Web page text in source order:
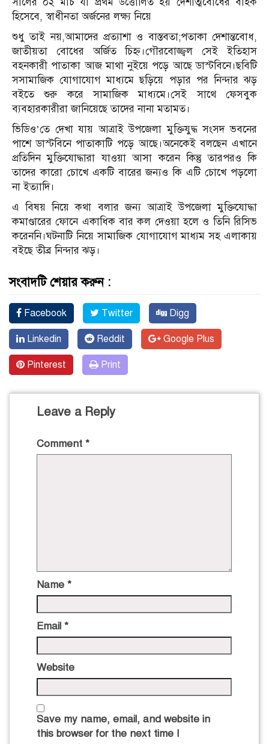
হিসেবে, স্বাধীনতা অর্জনের লক্ষ্য নিয়ে
শুধু তাই নয়,আমাদের প্রত্যাশা ও বাস্তবতা;পতাকা দেশান্তবোধ,
জাতীয়তা বোধের অর্জিত চিহ্ন।গৌরবোজ্জ্বল সেই ইতিহাস
বহনকারী পাতাকা আজ মাথা নুইয়ে পড়ে আছে ডাস্টবিনে।ছবিটি
সসামাজিক যোগাযোগ মাধ্যমে ছড়িয়ে পড়ার পর নিন্দার ঝড়
বইতে শুরু করে সামাজিক মাধ্যমে।সেই সাথে ফেসবুক
ব্যবহারকারীরা জানিয়েছে তাদের নানা মতামত।
ভিডিও’তে দেখা যায় আত্রাই উপজেলা মুক্তিযুদ্ধ সংসদ ভবনের
পাশে ডাস্টবিনে পাতাকাটি পড়ে আছে।অনেকেই বলছেন এখানে
প্রতিদিন মুক্তিযোদ্ধারা যাওয়া আসা করেন কিন্তু তারপরও কি
তাদের কারো চোখে একটি বারের জন্যও কি এটি চোখে পড়লো
না ইত্যাদি।
এ বিষয় নিয়ে কথা বলার জন্য আত্রাই উপজেলা মুক্তিযোদ্ধা
কমাণ্ডারের ফোনে একাধিক বার কল দেওয়া হলে ও তিনি রিসিভ
করেননি।ঘটনাটি নিয়ে সামাজিক যোগাযোগ মাধ্যম সহ এলাকায়
বইছে তীব্র নিন্দার ঝড়।
সংবাদটি শেয়ার করুন :
Facebook Twitter Digg
Linkedin Reddit Google Plus
Pinterest Print
Leave a Reply
Comment *
Name *
Email *
Website
Save my name, email, and website in
this browser for the next time I